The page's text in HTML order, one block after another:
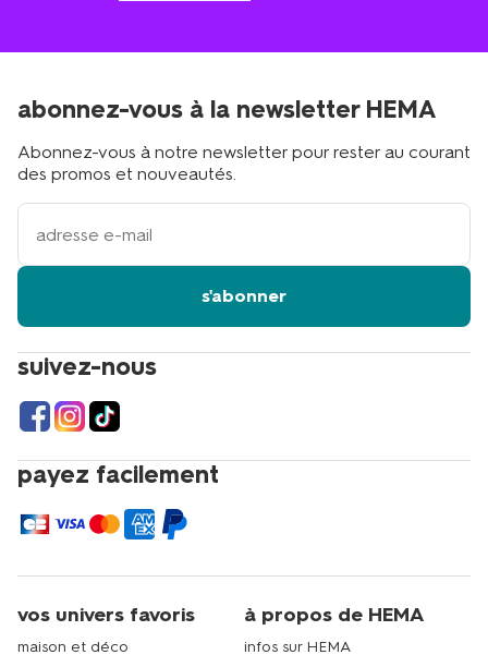
suivez-nous
payez facilement
abonnez-vous à la newsletter HEMA
Abonnez-vous à notre newsletter pour rester au courant
des promos et nouveautés.
votre
adresse
s'abonner
vos univers favoris
maison et déco
à propos de HEMA
infos sur HEMA